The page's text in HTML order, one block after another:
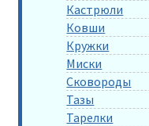
Кастрюли
Ковши
Кружки
Миски
Сковороды
Тазы
Тарелки